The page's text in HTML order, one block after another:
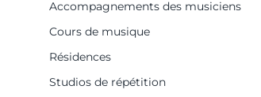
Accompagnements des musiciens
Cours de musique
Résidences
Studios de répétition